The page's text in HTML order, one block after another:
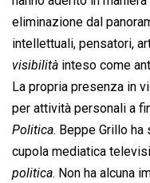
eliminazione dal
intellettuali, pensatori,
visibilità  inteso come
La propria presenza in
per attività personali a
Politica. Beppe Grillo
cupola mediatica
politica. Non ha alcuna